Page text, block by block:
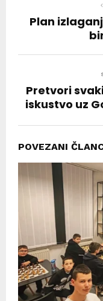
Plan
Pretvori
iskustvo uz
POVEZANI